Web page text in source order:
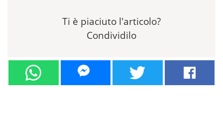
Ti è piaciuto l'articolo?
Condividilo